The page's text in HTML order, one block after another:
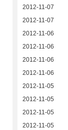
2012-11-07
2012-11-07
2012-11-06
2012-11-06
2012-11-06
2012-11-06
2012-11-05
2012-11-05
2012-11-05
2012-11-05